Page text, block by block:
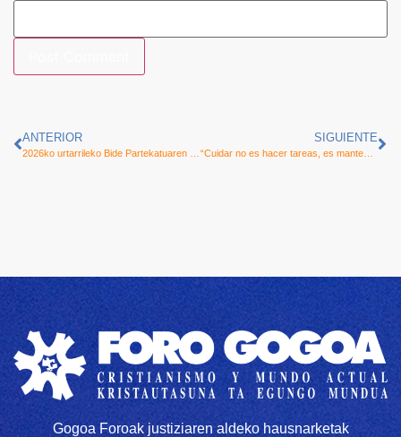
ANTERIOR SIGUIENTE
“Cuidar no es hacer tareas, es mantener una relación solícita que presta apoyos”
Gogoa Foroak justiziaren aldeko hausnarketak